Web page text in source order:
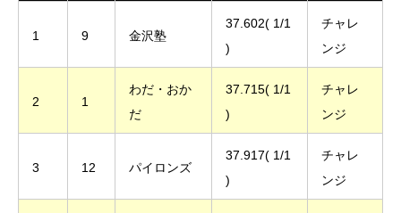
1 9 金沢塾
37.602( 1/1
)
チャレ
ンジ
2 1
わだ・おか
だ
37.715( 1/1
)
チャレ
ンジ
3 12 パイロンズ
37.917( 1/1
)
チャレ
ンジ